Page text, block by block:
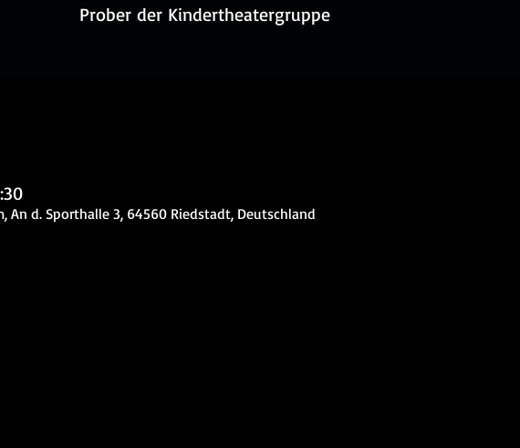
Prober der Kindertheatergruppe
An d. Sporthalle 3, 64560 Riedstadt, Deutschland